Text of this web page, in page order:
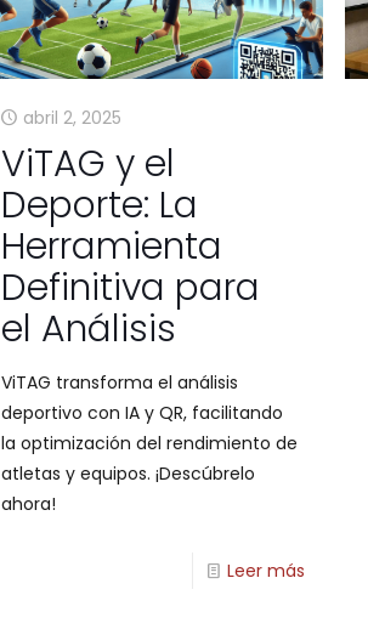
abril 2, 2025
ViTAG y el
Deporte: La
Herramienta
Definitiva para
el Análisis
ViTAG transforma el análisis
deportivo con IA y QR, facilitando
la optimización del rendimiento de
atletas y equipos. ¡Descúbrelo
ahora!
Leer más